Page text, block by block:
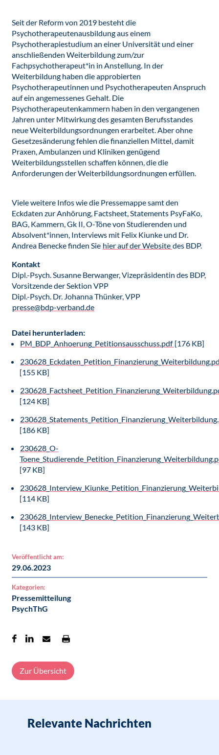
Seit der Reform von 2019 besteht die
Psychotherapeutenausbildung aus einem
Psychotherapiestudium an einer Universität und einer
anschließenden Weiterbildung zum/zur
Fachpsychotherapeut*in in Anstellung. In der
Weiterbildung haben die approbierten
Psychotherapeutinnen und Psychotherapeuten Anspruch
auf ein angemessenes Gehalt. Die
Psychotherapeutenkammern haben in den vergangenen
Jahren unter Mitwirkung des gesamten Berufsstandes
neue Weiterbildungsordnungen erarbeitet. Aber ohne
Gesetzesänderung fehlen die finanziellen Mittel, damit
Praxen, Ambulanzen und Kliniken genügend
Weiterbildungsstellen schaffen können, die die
Anforderungen der Weiterbildungsordnungen erfüllen.
Viele weitere Infos wie die Pressemappe samt den
Eckdaten zur Anhörung, Factsheet, Statements PsyFaKo,
BAG, Kammern, Gk II, O-Töne von Studierenden und
Absolvent*innen, Interviews mit Felix Kiunke und Dr.
Andrea Benecke finden Sie hier auf der Website des BDP.
Kontakt
Dipl.-Psych. Susanne Berwanger, Vizepräsidentin des BDP,
Vorsitzende der Sektion VPP
Dipl.-Psych. Dr. Johanna Thünker, VPP
presse@bdp-verband.de
Datei herunterladen:
PM_BDP_Anhoerung_Petitionsausschuss.pdf [176 KB]
[155 KB]
[124 KB]
[186 KB]
230628_O-
[97 KB]
[114 KB]
[143 KB]
Veröffentlicht am:
29.06.2023
Kategorien:
Pressemitteilung
PsychThG
Zur Übersicht
Relevante Nachrichten